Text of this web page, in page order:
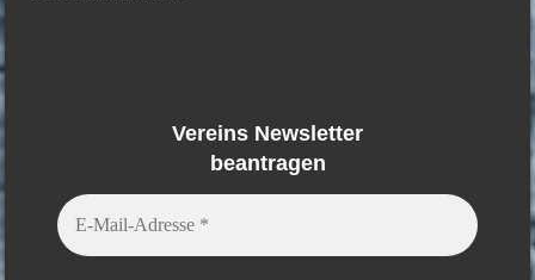
Vereins Newsletter
beantragen